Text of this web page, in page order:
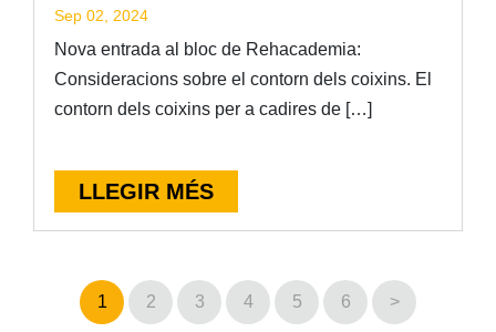
Sep 02, 2024
Nova entrada al bloc de Rehacademia:
Consideracions sobre el contorn dels coixins. El
contorn dels coixins per a cadires de […]
LLEGIR MÉS
1 2 3 4 5 6 >